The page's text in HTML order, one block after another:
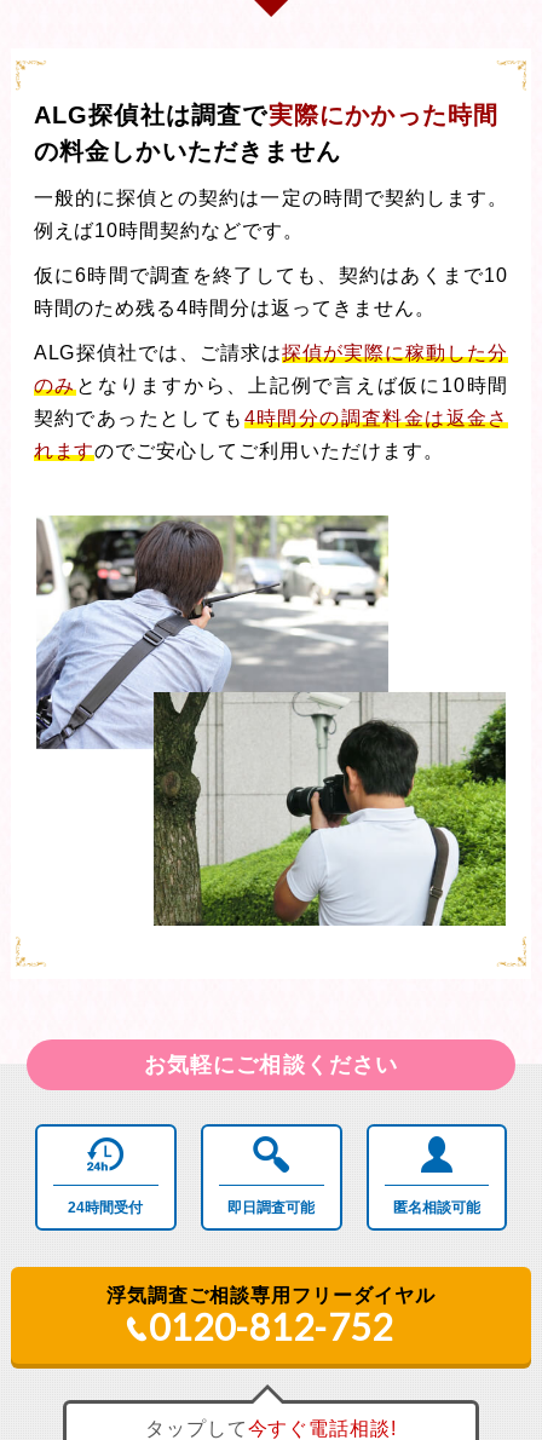
ALG探偵社は調査で実際にかかった時間
の料金しかいただきません
一般的に探偵との契約は一定の時間で契約します。
例えば10時間契約などです。
仮に6時間で調査を終了しても、契約はあくまで10
時間のため残る4時間分は返ってきません。
ALG探偵社では、ご請求は探偵が実際に稼動した分
のみとなりますから、上記例で言えば仮に10時間
契約であったとしても 4時間分の調査料金は返金さ
れますのでご安心してご利用いただけます。
お気軽にご相談ください
24時間受付 即日調査可能 匿名相談可能
浮気調査ご相談専用フリーダイヤル
0120-812-752
タップして今すぐ電話相談!